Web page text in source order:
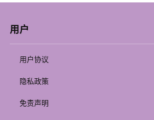
用户
用户协议
隐私政策
免责声明